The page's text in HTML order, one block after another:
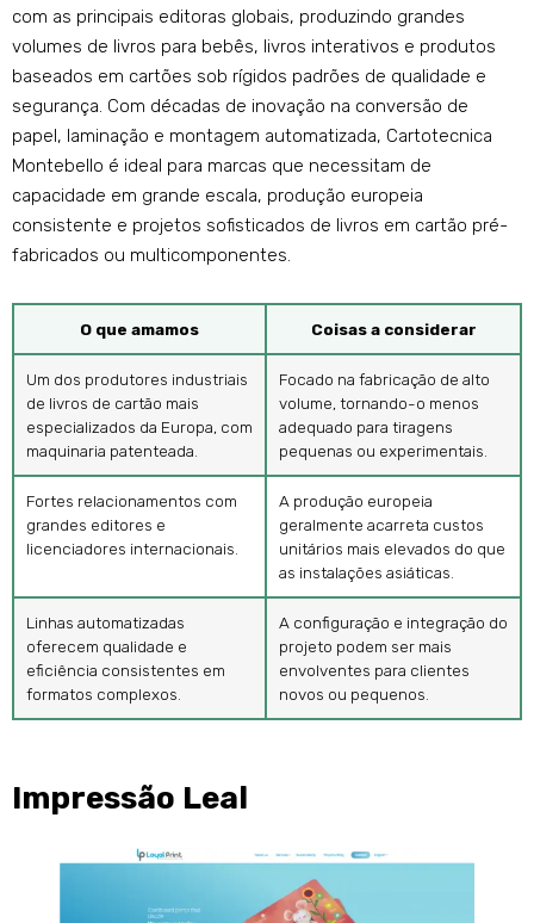
com as principais editoras globais, produzindo grandes
volumes de livros para bebês, livros interativos e produtos
baseados em cartões sob rígidos padrões de qualidade e
segurança. Com décadas de inovação na conversão de
papel, laminação e montagem automatizada, Cartotecnica
Montebello é ideal para marcas que necessitam de
capacidade em grande escala, produção europeia
consistente e projetos sofisticados de livros em cartão pré-
fabricados ou multicomponentes.
O que amamos Coisas a considerar
Um dos produtores industriais
de livros de cartão mais
especializados da Europa, com
maquinaria patenteada.
Focado na fabricação de alto
volume, tornando-o menos
adequado para tiragens
pequenas ou experimentais.
Fortes relacionamentos com
grandes editores e
licenciadores internacionais.
A produção europeia
geralmente acarreta custos
unitários mais elevados do que
as instalações asiáticas.
Linhas automatizadas
oferecem qualidade e
eficiência consistentes em
formatos complexos.
A configuração e integração do
projeto podem ser mais
envolventes para clientes
novos ou pequenos.
Impressão Leal